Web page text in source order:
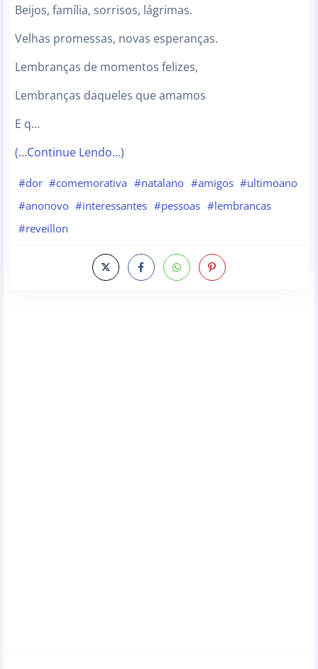
Beijos, família, sorrisos, lágrimas.
Velhas promessas, novas esperanças.
Lembranças de momentos felizes,
Lembranças daqueles que amamos
E q…
(…Continue Lendo…)
#dor #comemorativa #natalano #amigos #ultimoano
#anonovo #interessantes #pessoas #lembrancas
#reveillon